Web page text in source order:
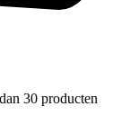
30 producten